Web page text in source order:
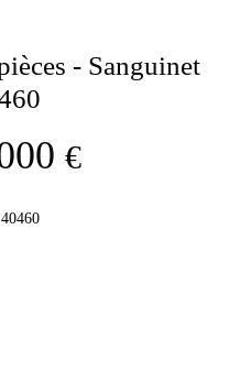
- Sanguinet
€